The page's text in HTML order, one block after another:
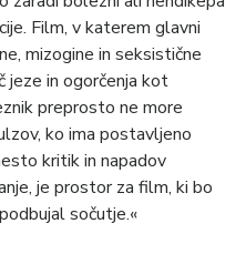
Film, v katerem glavni
mizogine in seksistične
jeze in ogorčenja kot
preprosto ne more
ko ima postavljeno
kritik in napadov
je prostor za film, ki bo
sočutje.«